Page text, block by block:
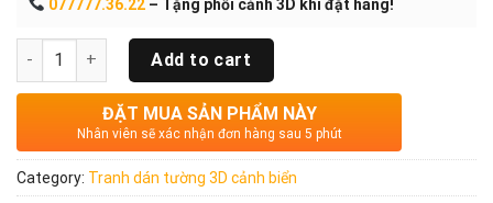
077777.36.22– Tặng phối cảnh 3D khi đặt hàng!
Quantity Add to cart
ĐẶT MUA SẢN PHẨM NÀY
Nhân viên sẽ xác nhận đơn hàng sau 5 phút
Category: Tranh dán tường 3D cảnh biển